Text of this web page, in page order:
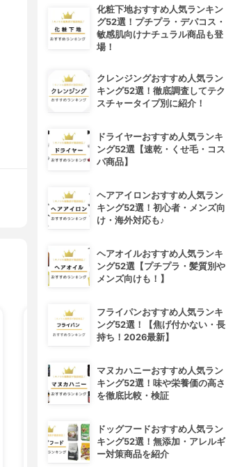
TRIPLNK(トリプラック)
化粧下地おすすめ人気ランキン
グ52選！プチプラ・デパコス・
敏感肌向けナチュラル商品も登
場！
クレンジングおすすめ人気ラン
キング52選！徹底調査してテク
スチャータイプ別に紹介！
ドライヤーおすすめ人気ランキ
ング52選【速乾・くせ毛・コス
パ商品】
ヘアアイロンおすすめ人気ラン
キング52選！初心者・メンズ向
け・海外対応も♪
ヘアオイルおすすめ人気ランキ
ング52選【プチプラ・髪質別や
メンズ向けも！】
フライパンおすすめ人気ランキ
ング52選！【焦げ付かない・長
持ち！2026最新】
マヌカハニーおすすめ人気ラン
キング52選！味や栄養価の高さ
を徹底比較・検証
ドッグフードおすすめ人気ラン
キング52選！無添加・アレルギ
ー対策商品を紹介